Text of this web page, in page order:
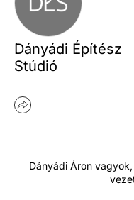
Dányádi Építész
Stúdió
Dányádi Áron